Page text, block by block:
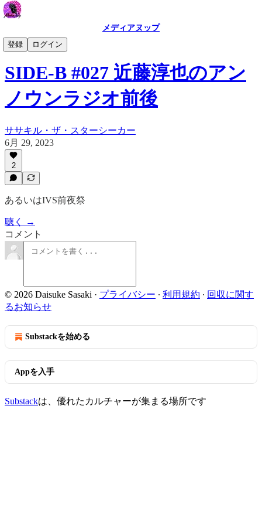
メディアヌップ
登録
ログイン
SIDE-B
SIDE-B #027 近藤淳也のアン
ノウンラジオ前後
ササキル・ザ・スターシーカー
6月 29, 2023
2
あるいはIVS前夜祭
聴く →
コメント
© 2026 Daisuke Sasaki · プライバシー ∙ 利用規約 ∙ 回収に関す
るお知らせ
Substackを始める
Appを入手
Substackは、優れたカルチャーが集まる場所です